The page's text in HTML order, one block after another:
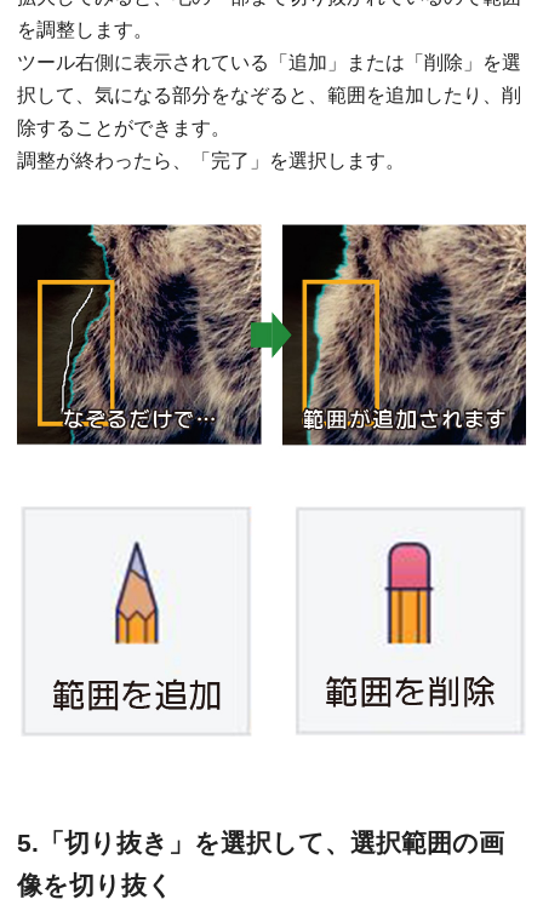
を調整します。
ツール右側に表示されている「追加」または「削除」を選
択して、気になる部分をなぞると、範囲を追加したり、削
除することができます。
調整が終わったら、「完了」を選択します。
5.「切り抜き」を選択して、選択範囲の画
像を切り抜く